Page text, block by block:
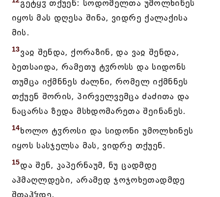
გეტყჳ თქუენ: სოდომელთა უმოლხინეს
იყოს მას დღესა შინა, ვიდრე ქალაქისა
მის.
13ვაჲ შენდა, ქორაზინ, და ვაჲ შენდა,
ბეთსაიდა, რამეთუ ტჳროსს და სიდონს
თუმცა იქმნნეს ძალნი, რომელ იქმნნეს
თქუენ შორის, პირველვემცა ძაძითა და
ნაცარსა ზედა მსხდომარეთა შეინანეს.
14ხოლო ტჳროსი და სიდონი უმოლხინეს
იყოს სასჯელსა მას, ვიდრე თქუენ.
15და შენ, კაპერნაუმ, ნუ ცადმდე
აჰმაღლდები, არამედ ჯოჯოხეთადმდე
შთაჰჴდე.